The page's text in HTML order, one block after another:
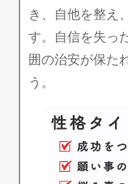
き、自他を整え
す。自信を失っ
囲の治安が保た
う。